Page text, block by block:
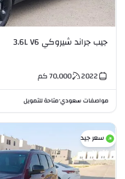
جيب جراند شيروكي 3.6L V6
2022
70,000كم
مواصفات سعودي•متاحة للتمويل
سعر جيد